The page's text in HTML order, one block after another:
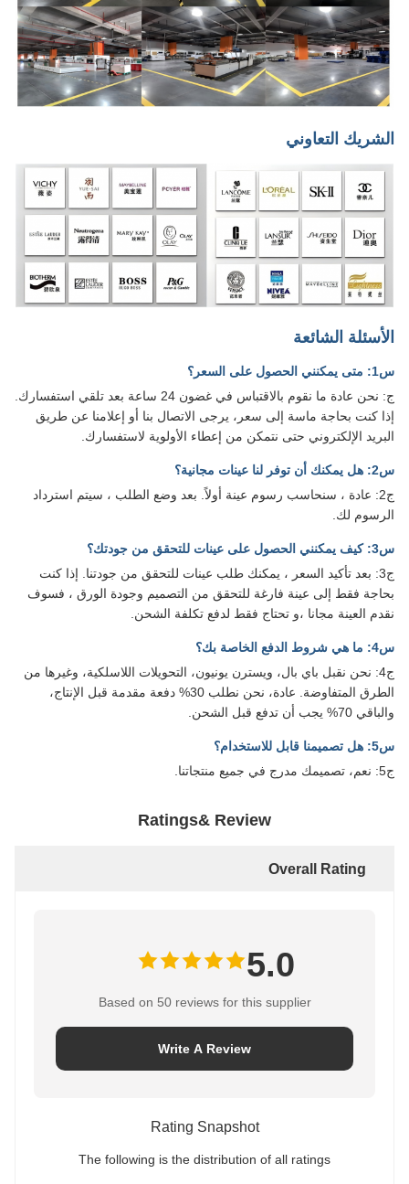
الشريك التعاوني
الأسئلة الشائعة
س1: متى يمكنني الحصول على السعر؟
ج: نحن عادة ما نقوم بالاقتباس في غضون 24 ساعة بعد تلقي استفسارك.
إذا كنت بحاجة ماسة إلى سعر، يرجى الاتصال بنا أو إعلامنا عن طريق
البريد الإلكتروني حتى نتمكن من إعطاء الأولوية لاستفسارك.
س2: هل يمكنك أن توفر لنا عينات مجانية؟
ج2: عادة ، سنحاسب رسوم عينة أولاً. بعد وضع الطلب ، سيتم استرداد
الرسوم لك.
س3: كيف يمكنني الحصول على عينات للتحقق من جودتك؟
ج3: بعد تأكيد السعر ، يمكنك طلب عينات للتحقق من جودتنا. إذا كنت
بحاجة فقط إلى عينة فارغة للتحقق من التصميم وجودة الورق ، فسوف
نقدم العينة مجانا ،و تحتاج فقط لدفع تكلفة الشحن.
س4: ما هي شروط الدفع الخاصة بك؟
ج4: نحن نقبل باي بال، ويسترن يونيون، التحويلات اللاسلكية، وغيرها من
الطرق المتفاوضة. عادة، نحن نطلب 30% دفعة مقدمة قبل الإنتاج،
والباقي 70% يجب أن تدفع قبل الشحن.
س5: هل تصميمنا قابل للاستخدام؟
ج5: نعم، تصميمك مدرج في جميع منتجاتنا.
Ratings& Review
Overall Rating
5.0
Based on 50 reviews for this supplier
Write A Review
Rating Snapshot
The following is the distribution of all ratings